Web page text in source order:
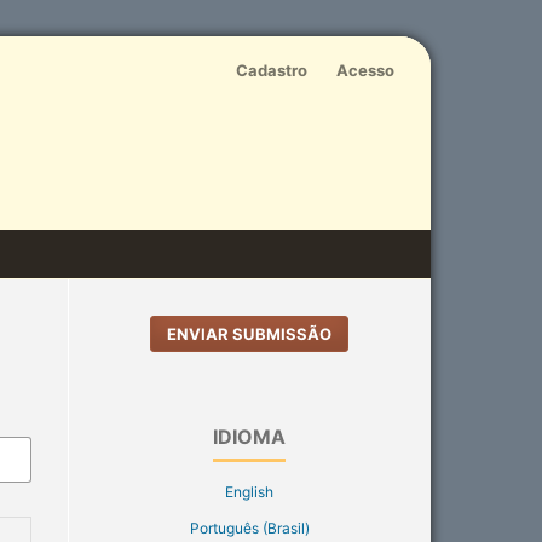
Cadastro Acesso
ENVIAR SUBMISSÃO
IDIOMA
English
Português (Brasil)